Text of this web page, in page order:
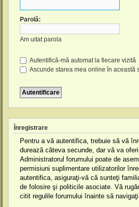
Parolă:
Am uitat parola
Autentifică-mă automat la fiecare vizită
Ascunde starea mea online în această
Înregistrare
Pentru a vă autentifica, trebuie să vă
durează câteva secunde, dar vă va
Administratorul forumului poate de
permisiuni suplimentare utilizatorilor
autentifica, asiguraţi-vă că sunteţi
de folosire şi politicile asociate. Vă
citit regulile forumului înainte să navigaţi